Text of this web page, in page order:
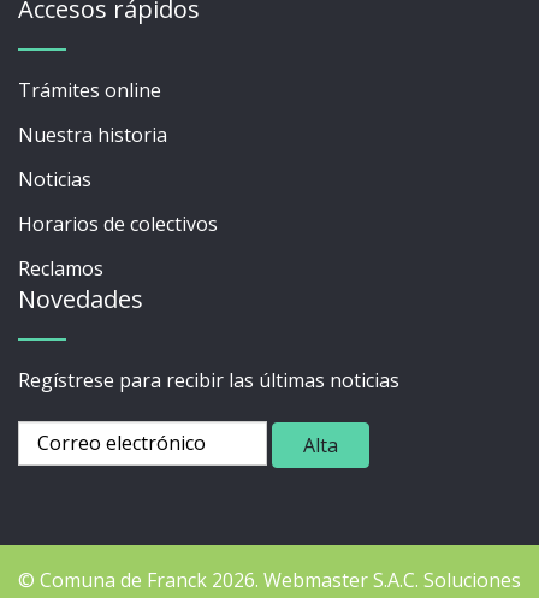
Accesos rápidos
Trámites online
Nuestra historia
Noticias
Horarios de colectivos
Reclamos
Novedades
Regístrese para recibir las últimas noticias
© Comuna de Franck 2026. WebmasterS.A.C. Soluciones